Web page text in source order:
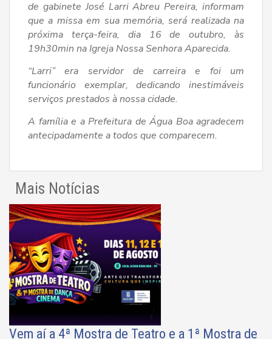
de gabinete José Larri Abreu Pereira, informam
que a missa em sua memória, será realizada na
próxima terça-feira, dia 16 de outubro, às
19h30min na Igreja Nossa Senhora Aparecida.
“Larri” era servidor de carreira e foi um
funcionário exemplar, dedicando inestimáveis
serviços prestados à nossa cidade.
A família e a Prefeitura de Água Boa agradecem
antecipadamente a todos que comparecem.
Mais Notícias
Vem aí a 4ª Mostra de Teatro e a 1ª Mostra de